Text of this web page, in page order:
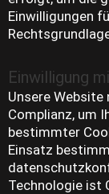
Einwilligungen
Einwilligung
Unsere
Complianz, um
bestimmter
Einsatz
Technologie ist